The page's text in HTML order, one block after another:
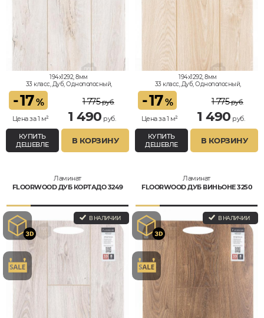
194x1292, 8мм
33 класс, Дуб, Однополосный,
-17%
Цена за 1 м²
1 775руб.
1 490 руб.
КУПИТЬ
ДЕШЕВЛЕ
В КОРЗИНУ
194x1292, 8мм
33 класс, Дуб, Однополосный,
-17%
Цена за 1 м²
1 775руб.
1 490 руб.
КУПИТЬ
ДЕШЕВЛЕ
В КОРЗИНУ
Ламинат
FLOORWOOD ДУБ КОРТАДО 3249
В НАЛИЧИИ
Ламинат
FLOORWOOD ДУБ ВИНЬОНЕ 3250
В НАЛИЧИИ